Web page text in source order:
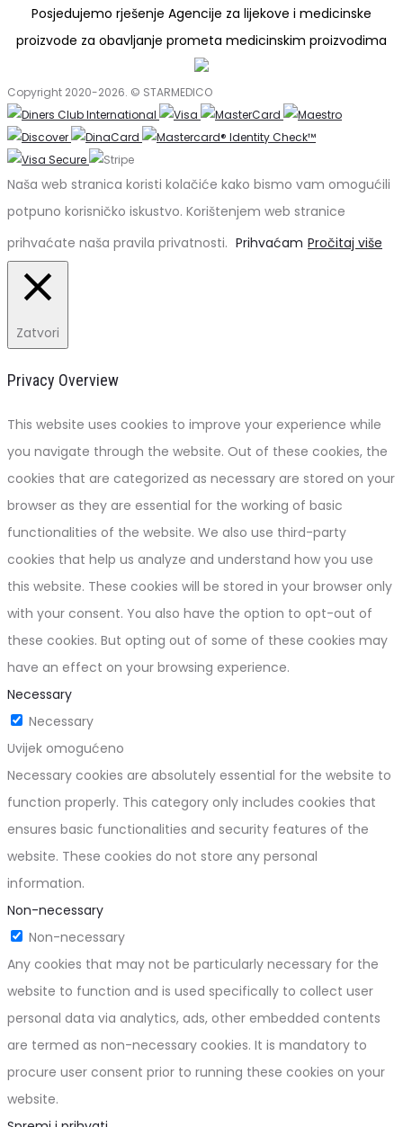
Posjedujemo rješenje Agencije za lijekove i medicinske
proizvode za obavljanje prometa medicinskim proizvodima
Copyright 2020-2026. © STARMEDICO
Naša web stranica koristi kolačiće kako bismo vam omogućili
potpuno korisničko iskustvo. Korištenjem web stranice
prihvaćate naša pravila privatnosti. Prihvaćam Pročitaj više
Zatvori
Privacy Overview
This website uses cookies to improve your experience while
you navigate through the website. Out of these cookies, the
cookies that are categorized as necessary are stored on your
browser as they are essential for the working of basic
functionalities of the website. We also use third-party
cookies that help us analyze and understand how you use
this website. These cookies will be stored in your browser only
with your consent. You also have the option to opt-out of
these cookies. But opting out of some of these cookies may
have an effect on your browsing experience.
Necessary
Necessary
Uvijek omogućeno
Necessary cookies are absolutely essential for the website to
function properly. This category only includes cookies that
ensures basic functionalities and security features of the
website. These cookies do not store any personal
information.
Non-necessary
Non-necessary
Any cookies that may not be particularly necessary for the
website to function and is used specifically to collect user
personal data via analytics, ads, other embedded contents
are termed as non-necessary cookies. It is mandatory to
procure user consent prior to running these cookies on your
website.